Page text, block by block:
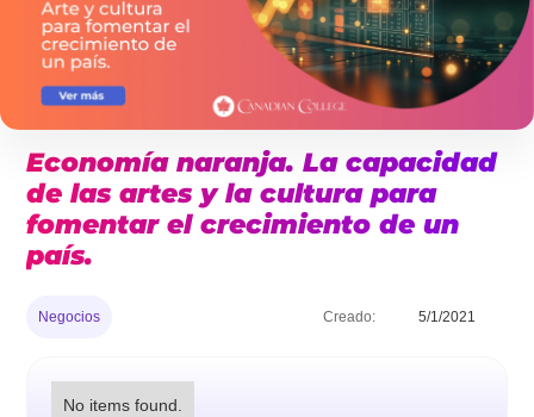
Economía naranja. La capacidad
de las artes y la cultura para
fomentar el crecimiento de un
país.
Negocios Creado: 5/1/2021
No items found.